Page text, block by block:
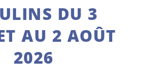
DU 3
AU 2 AOÛT
2026